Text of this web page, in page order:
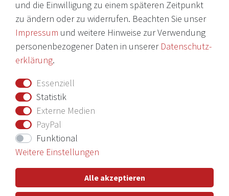
Daten­schutz­erklärung
AGB
Barrierefreiheitserklärung
Widerrufs­recht
Vertrag widerrufen
Nichts verpassen mit unserem Newsletter
Hiermit bestätige ich, dass ich dieDaten­schutz­erklärunggelesen
habe. Meine Einwilligung kann ich jederzeit widerrufen.**
und die Einwilligung zu einem späteren Zeitpunkt
zu ändern oder zu widerrufen. Beachten Sie unser
Impressum und weitere Hinweise zur Verwendung
personenbezogener Daten in unserer Daten­schutz­
erklärung.
Essenziell
Statistik
Externe Medien
PayPal
Funktional
Weitere Einstellungen
Alle akzeptieren